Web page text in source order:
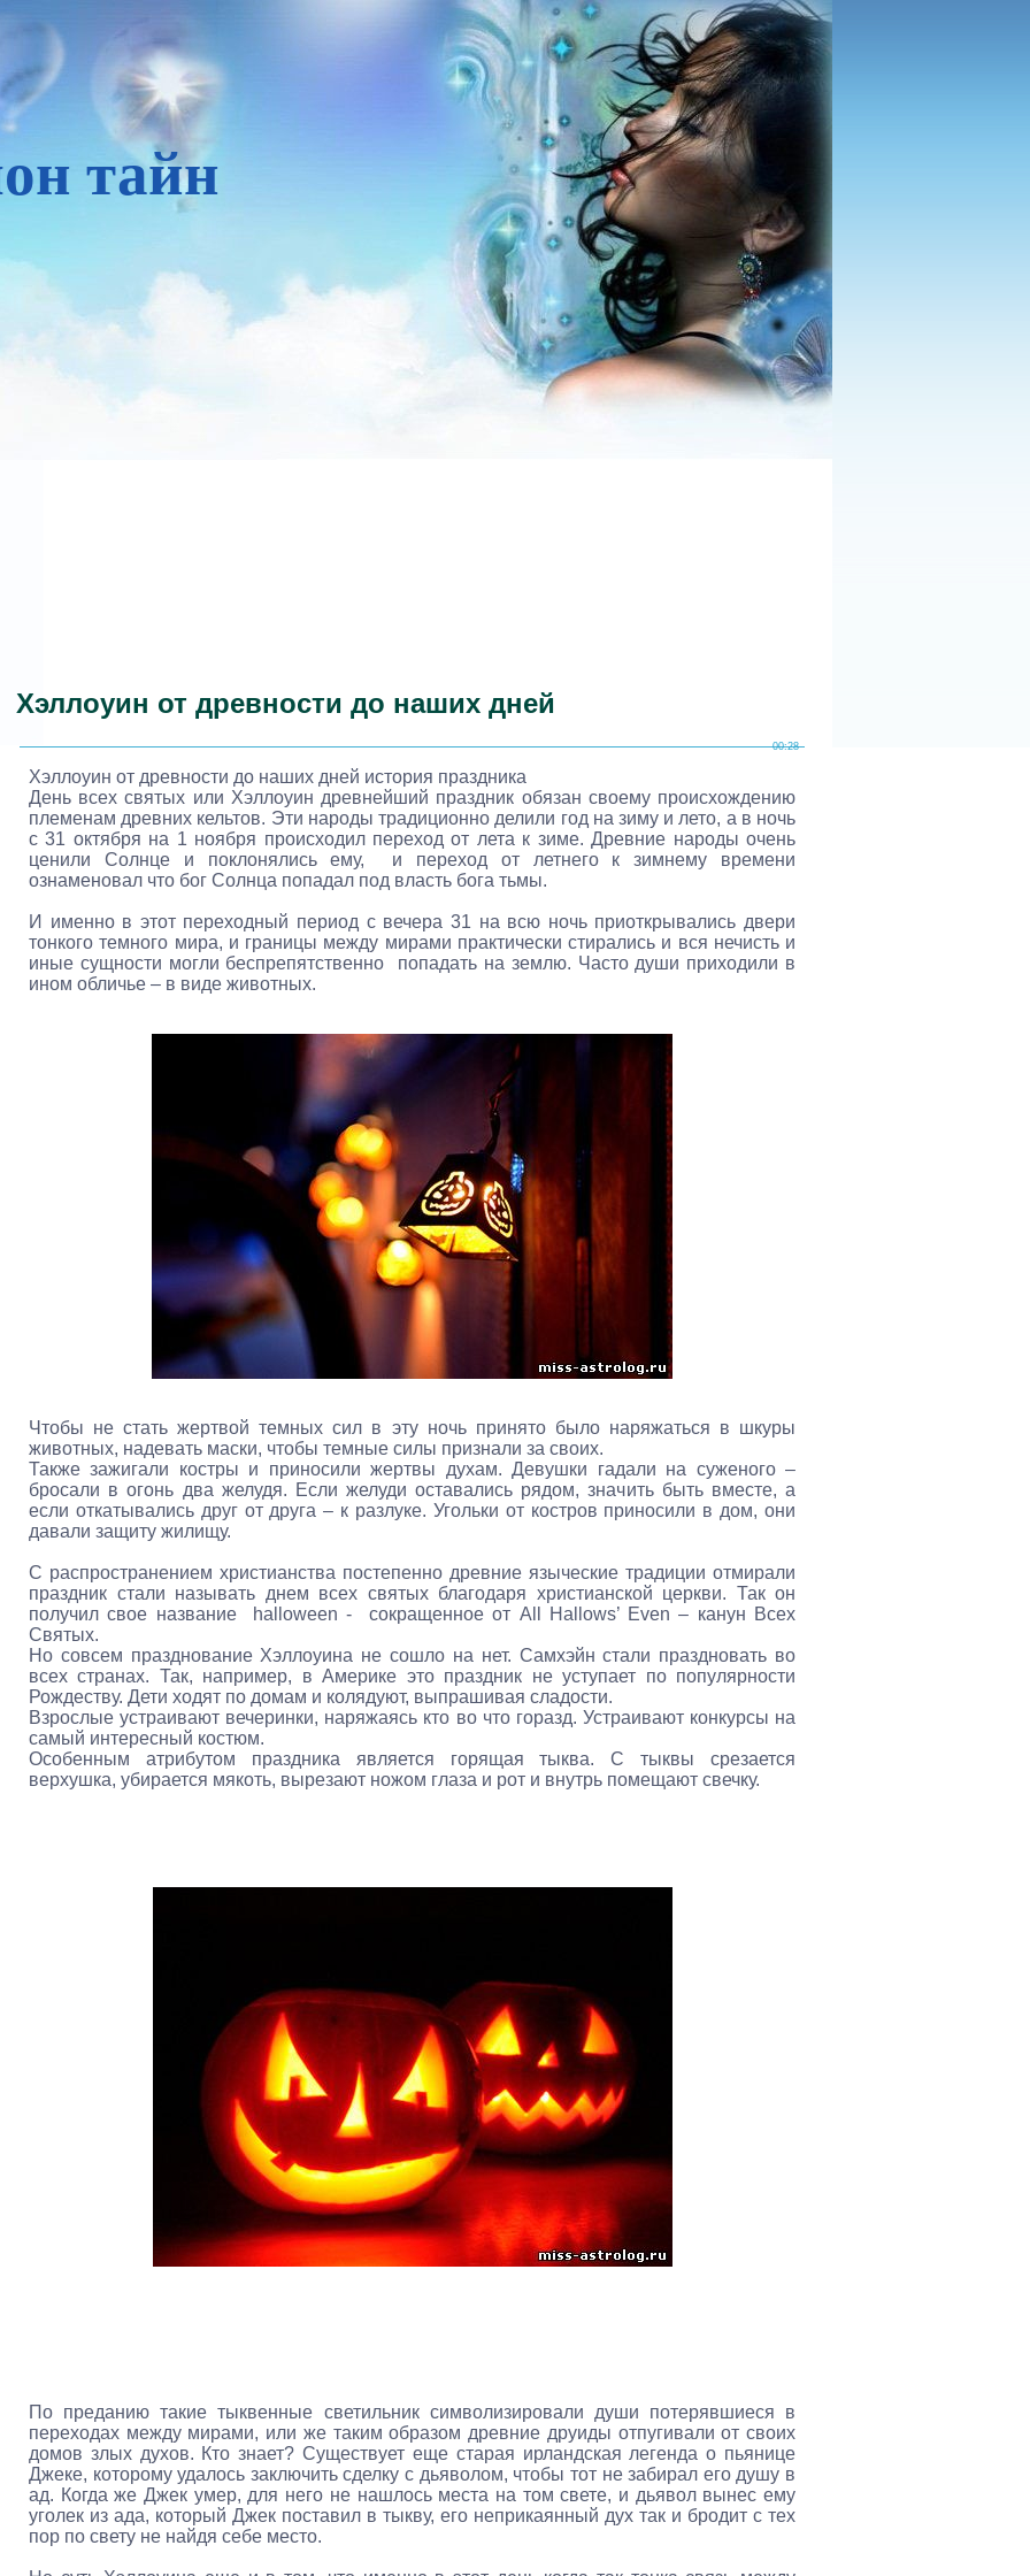
тайн
Хэллоуин от древности до наших дней
00:28
Хэллоуин от древности до наших дней история праздника
День всех святых или Хэллоуин древнейший праздник обязан своему происхождению
племенам древних кельтов. Эти народы традиционно делили год на зиму и лето, а в ночь
с 31 октября на 1 ноября происходил переход от лета к зиме. Древние народы очень
ценили Солнце и поклонялись ему, и переход от летнего к зимнему времени
ознаменовал что бог Солнца попадал под власть бога тьмы.
И именно в этот переходный период с вечера 31 на всю ночь приоткрывались двери
тонкого темного мира, и границы между мирами практически стирались и вся нечисть и
иные сущности могли беспрепятственно попадать на землю. Часто души приходили в
ином обличье – в виде животных.
Чтобы не стать жертвой темных сил в эту ночь принято было наряжаться в шкуры
животных, надевать маски, чтобы темные силы признали за своих.
Также зажигали костры и приносили жертвы духам. Девушки гадали на суженого –
бросали в огонь два желудя. Если желуди оставались рядом, значить быть вместе, а
если откатывались друг от друга – к разлуке. Угольки от костров приносили в дом, они
давали защиту жилищу.
С распространением христианства постепенно древние языческие традиции отмирали
праздник стали называть днем всех святых благодаря христианской церкви. Так он
получил свое название halloween - сокращенное от All Hallows’ Even – канун Всех
Святых.
Но совсем празднование Хэллоуина не сошло на нет. Самхэйн стали праздновать во
всех странах. Так, например, в Америке это праздник не уступает по популярности
Рождеству. Дети ходят по домам и колядуют, выпрашивая сладости.
Взрослые устраивают вечеринки, наряжаясь кто во что горазд. Устраивают конкурсы на
самый интересный костюм.
Особенным атрибутом праздника является горящая тыква. С тыквы срезается
верхушка, убирается мякоть, вырезают ножом глаза и рот и внутрь помещают свечку.
По преданию такие тыквенные светильник символизировали души потерявшиеся в
переходах между мирами, или же таким образом древние друиды отпугивали от своих
домов злых духов. Кто знает? Существует еще старая ирландская легенда о пьянице
Джеке, которому удалось заключить сделку с дьяволом, чтобы тот не забирал его душу в
ад. Когда же Джек умер, для него не нашлось места на том свете, и дьявол вынес ему
уголек из ада, который Джек поставил в тыкву, его неприкаянный дух так и бродит с тех
пор по свету не найдя себе место.